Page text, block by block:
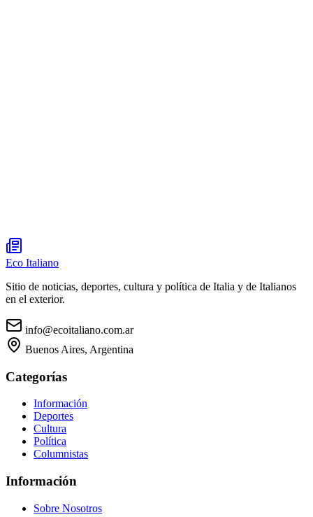
Eco Italiano
Sitio de noticias, deportes, cultura y política de Italia y de Italianos
en el exterior.
info@ecoitaliano.com.ar
Buenos Aires, Argentina
Categorías
Información
Deportes
Cultura
Política
Columnistas
Información
Sobre Nosotros